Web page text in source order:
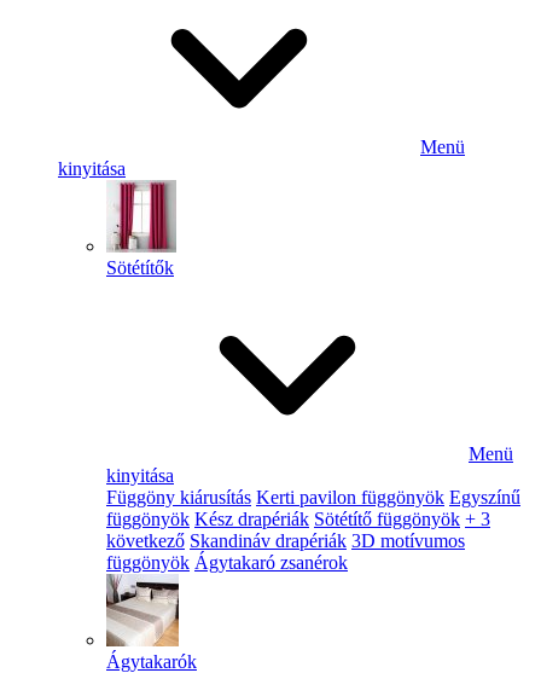
Menü
kinyitása
Sötétítők
Menü
kinyitása
Függöny kiárusítás Kerti pavilon függönyök Egyszínű
függönyök Kész drapériák Sötétítő függönyök + 3
következő Skandináv drapériák 3D motívumos
függönyök Ágytakaró zsanérok
Ágytakarók